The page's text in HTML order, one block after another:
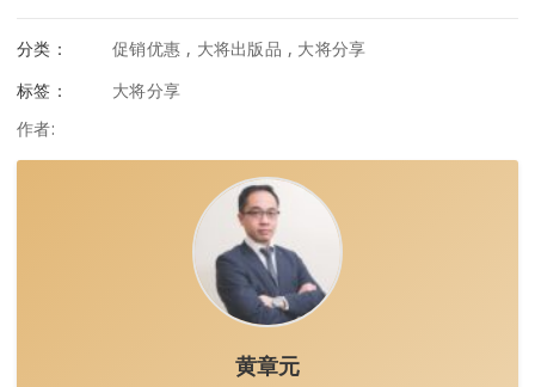
分类： 促销优惠 , 大将出版品 , 大将分享
标签：
大将分享
作者:
黄章元